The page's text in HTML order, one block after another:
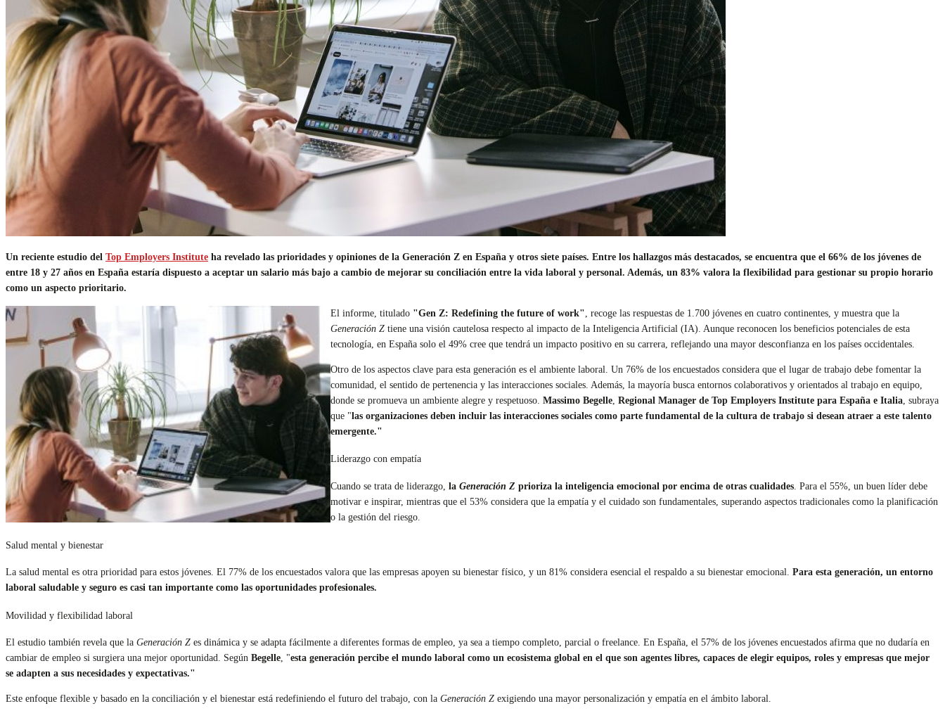
Un reciente estudio del Top Employers Institute ha revelado las prioridades y opiniones de la Generación Z en España y otros siete países. Entre los hallazgos más destacados, se encuentra que el 66% de los jóvenes de
entre 18 y 27 años en España estaría dispuesto a aceptar un salario más bajo a cambio de mejorar su conciliación entre la vida laboral y personal. Además, un 83% valora la flexibilidad para gestionar su propio horario
como un aspecto prioritario.
El informe, titulado "Gen Z: Redefining the future of work" , recoge las respuestas de 1.700 jóvenes en cuatro continentes, y muestra que la
Generación Z tiene una visión cautelosa respecto al impacto de la Inteligencia Artificial (IA). Aunque reconocen los beneficios potenciales de esta
tecnología, en España solo el 49% cree que tendrá un impacto positivo en su carrera, reflejando una mayor desconfianza en los países occidentales.
Otro de los aspectos clave para esta generación es el ambiente laboral. Un 76% de los encuestados considera que el lugar de trabajo debe fomentar la
comunidad, el sentido de pertenencia y las interacciones sociales. Además, la mayoría busca entornos colaborativos y orientados al trabajo en equipo,
donde se promueva un ambiente alegre y respetuoso. Massimo Begelle Regional Manager de Top Employers Institute para España e Italia , subraya
que "las organizaciones deben incluir las interacciones sociales como parte fundamental de la cultura de trabajo si desean atraer a este talento
emergente."
Liderazgo con empatía
Cuando se trata de liderazgo, la Generación Z prioriza la inteligencia emocional por encima de otras cualidades. Para el 55%, un buen líder debe
motivar e inspirar, mientras que el 53% considera que la empatía y el cuidado son fundamentales, superando aspectos tradicionales como la planificación
o la gestión del riesgo.
Salud mental y bienestar
La salud mental es otra prioridad para estos jóvenes. El 77% de los encuestados valora que las empresas apoyen su bienestar físico, y un 81% considera esencial el respaldo a su bienestar emocional. Para esta generación, un entorno
laboral saludable y seguro es casi tan importante como las oportunidades profesionales.
Movilidad y flexibilidad laboral
El estudio también revela que la Generación Z es dinámica y se adapta fácilmente a diferentes formas de empleo, ya sea a tiempo completo, parcial o freelance. En España, el 57% de los jóvenes encuestados afirma que no dudaría en
cambiar de empleo si surgiera una mejor oportunidad. Según Begelle, "esta generación percibe el mundo laboral como un ecosistema global en el que son agentes libres, capaces de elegir equipos, roles y empresas que mejor
se adapten a sus necesidades y expectativas."
Este enfoque flexible y basado en la conciliación y el bienestar está redefiniendo el futuro del trabajo, con la Generación Z exigiendo una mayor personalización y empatía en el ámbito laboral.